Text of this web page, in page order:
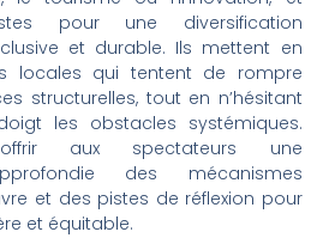
pour une diversification
et durable. Ils mettent en
locales qui tentent de rompre
structurelles, tout en n’hésitant
les obstacles systémiques.
aux spectateurs une
des mécanismes
et des pistes de réflexion pour
et équitable.